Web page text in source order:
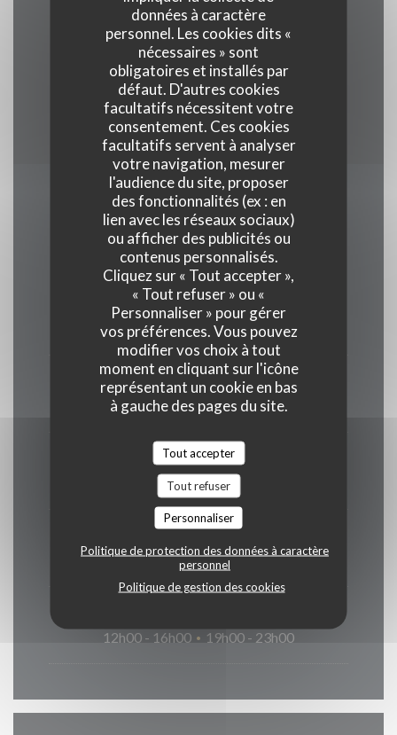
données à caractère
personnel. Les cookies dits «
nécessaires » sont
obligatoires et installés par
défaut. D'autres cookies
facultatifs nécessitent votre
consentement. Ces cookies
facultatifs servent à analyser
votre navigation, mesurer
l'audience du site, proposer
des fonctionnalités (ex : en
lien avec les réseaux sociaux)
ou afficher des publicités ou
contenus personnalisés.
Cliquez sur « Tout accepter »,
« Tout refuser » ou «
Personnaliser » pour gérer
vos préférences. Vous pouvez
modifier vos choix à tout
moment en cliquant sur l'icône
représentant un cookie en bas
à gauche des pages du site.
Tout accepter
Tout refuser
Personnaliser
Politique de protection des données à caractère
personnel
Politique de gestion des cookies
Services
Vente à emporter
Moyens de paiement
Espèces, Visa, Carte Bleue
Horaires
Lundi
Fermé
Mar-Mer
19h00 - 00h00
Jeudi
19h00 - 15h00
Ven-Sam
12h00 - 15h00 • 19h00 - 00h00
12h00 - 16h00 • 19h00 - 23h00